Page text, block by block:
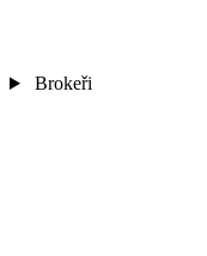
Brokeři